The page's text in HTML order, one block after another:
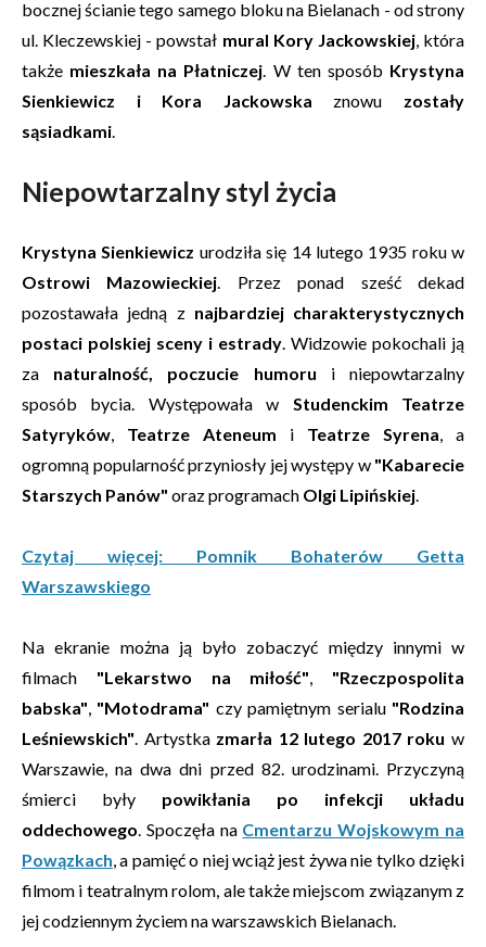
bocznej ścianie tego samego bloku na Bielanach - od strony
ul. Kleczewskiej - powstał mural Kory Jackowskiej, która
także mieszkała na Płatniczej. W ten sposób Krystyna
Sienkiewicz i Kora Jackowska znowu zostały
sąsiadkami.
Niepowtarzalny styl życia
Krystyna Sienkiewicz urodziła się 14 lutego 1935 roku w
Ostrowi Mazowieckiej. Przez ponad sześć dekad
pozostawała jedną z najbardziej charakterystycznych
postaci polskiej sceny i estrady. Widzowie pokochali ją
za naturalność, poczucie humoru i niepowtarzalny
sposób bycia. Występowała w Studenckim Teatrze
Satyryków, Teatrze Ateneum i Teatrze Syrena, a
ogromną popularność przyniosły jej występy w "Kabarecie
Starszych Panów" oraz programach Olgi Lipińskiej.
Czytaj więcej: Pomnik Bohaterów Getta
Warszawskiego
Na ekranie można ją było zobaczyć między innymi w
filmach "Lekarstwo na miłość", "Rzeczpospolita
babska", "Motodrama" czy pamiętnym serialu "Rodzina
Leśniewskich". Artystka zmarła 12 lutego 2017 roku w
Warszawie, na dwa dni przed 82. urodzinami. Przyczyną
śmierci były powikłania po infekcji układu
oddechowego. Spoczęła na Cmentarzu Wojskowym na
Powązkach, a pamięć o niej wciąż jest żywa nie tylko dzięki
filmom i teatralnym rolom, ale także miejscom związanym z
jej codziennym życiem na warszawskich Bielanach.